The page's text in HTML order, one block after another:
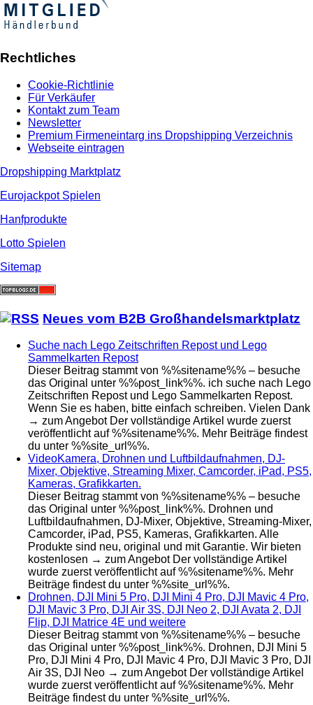
Rechtliches
Cookie-Richtlinie
Für Verkäufer
Kontakt zum Team
Newsletter
Premium Firmeneintarg ins Dropshipping Verzeichnis
Webseite eintragen
Dropshipping Marktplatz
Eurojackpot Spielen
Hanfprodukte
Lotto Spielen
Sitemap
Neues vom B2B Großhandelsmarktplatz
Suche nach Lego Zeitschriften Repost und Lego
Sammelkarten Repost
Dieser Beitrag stammt von %%sitename%% – besuche
das Original unter %%post_link%%. ich suche nach Lego
Zeitschriften Repost und Lego Sammelkarten Repost.
Wenn Sie es haben, bitte einfach schreiben. Vielen Dank
→ zum Angebot Der vollständige Artikel wurde zuerst
veröffentlicht auf %%sitename%%. Mehr Beiträge findest
du unter %%site_url%%.
VideoKamera, Drohnen und Luftbildaufnahmen, DJ-
Mixer, Objektive, Streaming Mixer, Camcorder, iPad, PS5,
Kameras, Grafikkarten.
Dieser Beitrag stammt von %%sitename%% – besuche
das Original unter %%post_link%%. Drohnen und
Luftbildaufnahmen, DJ-Mixer, Objektive, Streaming-Mixer,
Camcorder, iPad, PS5, Kameras, Grafikkarten. Alle
Produkte sind neu, original und mit Garantie. Wir bieten
kostenlosen → zum Angebot Der vollständige Artikel
wurde zuerst veröffentlicht auf %%sitename%%. Mehr
Beiträge findest du unter %%site_url%%.
Drohnen, DJI Mini 5 Pro, DJI Mini 4 Pro, DJI Mavic 4 Pro,
DJI Mavic 3 Pro, DJI Air 3S, DJI Neo 2, DJI Avata 2, DJI
Flip, DJI Matrice 4E und weitere
Dieser Beitrag stammt von %%sitename%% – besuche
das Original unter %%post_link%%. Drohnen, DJI Mini 5
Pro, DJI Mini 4 Pro, DJI Mavic 4 Pro, DJI Mavic 3 Pro, DJI
Air 3S, DJI Neo → zum Angebot Der vollständige Artikel
wurde zuerst veröffentlicht auf %%sitename%%. Mehr
Beiträge findest du unter %%site_url%%.